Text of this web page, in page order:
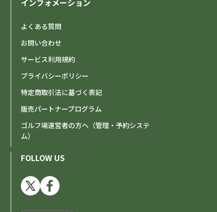
インフォメーション
よくある質問
お問い合わせ
サービス利用規約
プライバシーポリシー
特定商取引法に基づく表記
販売パートナープログラム
ゴルフ場運営者の方へ（管理・予約システ
ム）
FOLLOW US